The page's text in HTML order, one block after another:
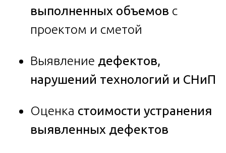
выполненных объемов с
проектом и сметой
Выявление дефектов,
нарушений технологий и СНиП
Оценка стоимости устранения
выявленных дефектов